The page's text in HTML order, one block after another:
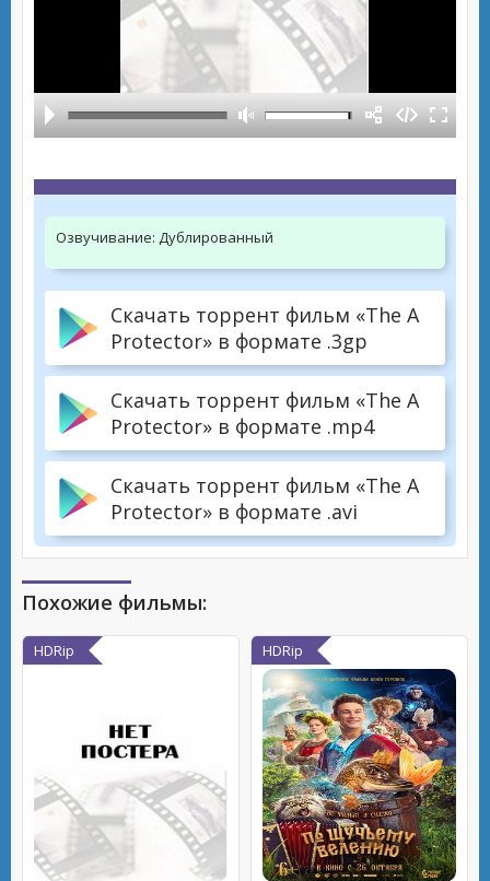
Озвучивание: Дублированный
Скачать торрент фильм «The A
Protector» в формате .3gp
Скачать торрент фильм «The A
Protector» в формате .mp4
Скачать торрент фильм «The A
Protector» в формате .avi
Похожие фильмы:
HDRip HDRip